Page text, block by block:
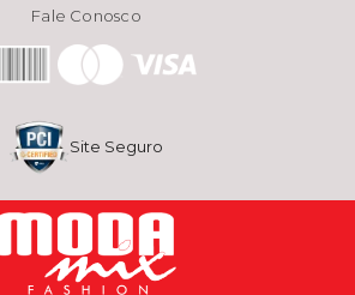
Fale Conosco
Site Seguro